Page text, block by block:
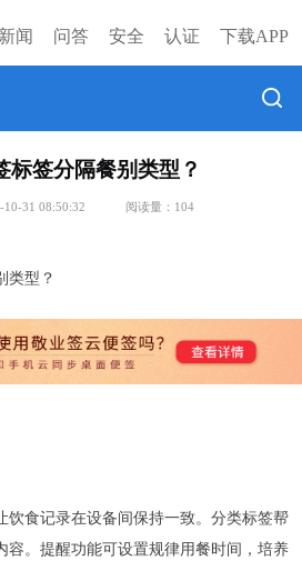
新闻 问答 安全 认证 下载APP
标签分隔餐别类型？
10-31 08:50:32 阅读量： 104
类型？
饮食记录在设备间保持一致。分类标签帮
容。提醒功能可设置规律用餐时间，培养